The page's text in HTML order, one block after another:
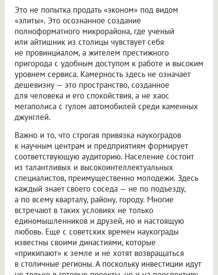
Это не попытка продать «эконом» под видом
«элиты». Это осознанное создание
полноформатного микрорайона, где ученый
или айтишник из столицы чувствует себя
не провинциалом, а жителем престижного
пригорода с удобным доступом к работе и высоким
уровнем сервиса. Камерность здесь не означает
дешевизну — это пространство, созданное
для человека и его спокойствия, а не хаос
мегаполиса с гулом автомобилей среди каменных
джунглей.
Важно и то, что строгая привязка наукоградов
к научным центрам и предприятиям формирует
соответствующую аудиторию. Население состоит
из талантливых и высокоинтеллектуальных
специалистов, преимущественно молодежи. Здесь
каждый знает своего соседа — не по подъезду,
а по всему кварталу, району, городу. Многие
встречают в таких условиях не только
единомышленников и друзей, но и настоящую
любовь. Еще с советских времен наукограды
известны своими династиями, которые
«прикипают» к земле и не хотят возвращаться
в столичные регионы. А поскольку инвестиции идут